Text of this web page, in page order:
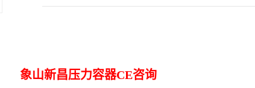
象山新昌压力容器CE咨询